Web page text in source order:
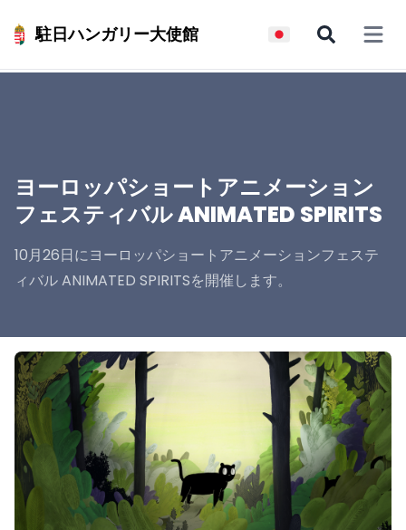
駐日ハンガリー大使館 Open
ヨーロッパショートアニメーション
フェスティバル ANIMATED SPIRITS
10月26日にヨーロッパショートアニメーションフェステ
ィバル ANIMATED SPIRITSを開催します。